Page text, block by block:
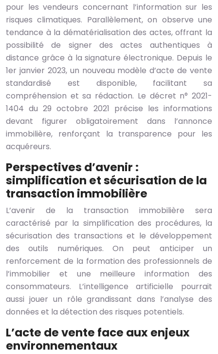
pour les vendeurs concernant l’information sur les
risques climatiques. Parallèlement, on observe une
tendance à la dématérialisation des actes, offrant la
possibilité de signer des actes authentiques à
distance grâce à la signature électronique. Depuis le
1er janvier 2023, un nouveau modèle d’acte de vente
standardisé est disponible, facilitant sa
compréhension et sa rédaction. Le décret n° 2021-
1404 du 29 octobre 2021 précise les informations
devant figurer obligatoirement dans l’annonce
immobilière, renforçant la transparence pour les
acquéreurs.
Perspectives d’avenir :
simplification et sécurisation de la
transaction immobilière
L’avenir de la transaction immobilière sera
caractérisé par la simplification des procédures, la
sécurisation des transactions et le développement
des outils numériques. On peut anticiper un
renforcement de la formation des professionnels de
l’immobilier et une meilleure information des
consommateurs. L’intelligence artificielle pourrait
aussi jouer un rôle grandissant dans l’analyse des
données et la détection des risques potentiels.
L’acte de vente face aux enjeux
environnementaux